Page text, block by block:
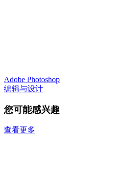
Adobe Photoshop
编辑与设计
您可能感兴趣
查看更多